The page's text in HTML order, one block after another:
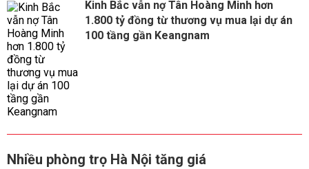
Kinh Bắc vẫn nợ Tân Hoàng Minh hơn
1.800 tỷ đồng từ thương vụ mua lại dự án
100 tầng gần Keangnam
Nhiều phòng trọ Hà Nội tăng giá